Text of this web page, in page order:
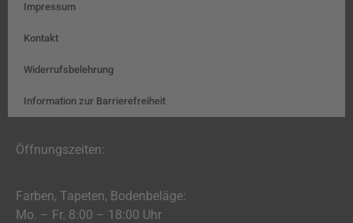
Impressum
Kontakt
Widerrufsbelehrung
Information zur Barrierefreiheit
Öffnungszeiten:
Farben, Tapeten, Bodenbeläge:
Mo. – Fr. 8:00 – 18:00 Uhr